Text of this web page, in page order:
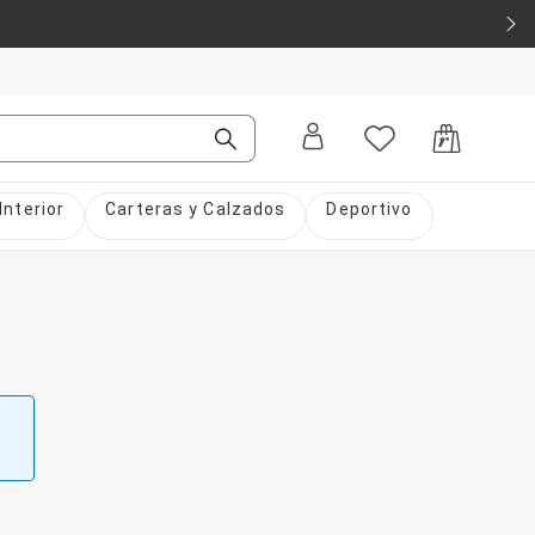
Carteras y Calzados Deportivo